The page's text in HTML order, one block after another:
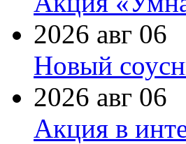
2026 авг 06
Новый
2026 авг 06
Акция в